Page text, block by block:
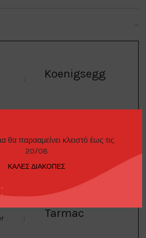
θα παρααμείνει κλειστό έως τις
20/08
ΚΑΛΕΣ ΔΙΑΚΟΠΕΣ
: Koenigsegg
:
Jesko Attack, blue
: Tarmac